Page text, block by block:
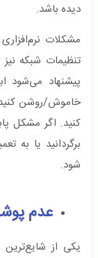
دیده باشد.
مشکلات
تنظیمات شبکه
پیشنهاد می‌شود
خاموش/روشن
کنید. اگر مشکل
برگردانید یا به
شود.
عدم
یکی از شایع‌ترین